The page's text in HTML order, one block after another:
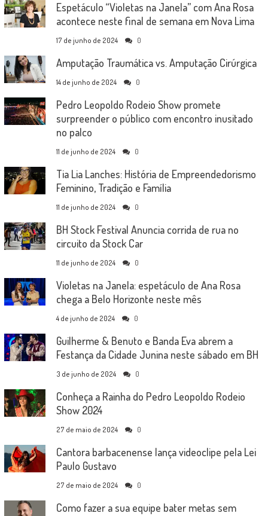
Espetáculo “Violetas na Janela” com Ana Rosa
acontece neste final de semana em Nova Lima
17 de junho de 2024 0
Amputação Traumática vs. Amputação Cirúrgica
14 de junho de 2024 0
Pedro Leopoldo Rodeio Show promete
surpreender o público com encontro inusitado
no palco
11 de junho de 2024 0
Tia Lia Lanches: História de Empreendedorismo
Feminino, Tradição e Família
11 de junho de 2024 0
BH Stock Festival Anuncia corrida de rua no
circuito da Stock Car
11 de junho de 2024 0
Violetas na Janela: espetáculo de Ana Rosa
chega a Belo Horizonte neste mês
4 de junho de 2024 0
Guilherme & Benuto e Banda Eva abrem a
Festança da Cidade Junina neste sábado em BH
3 de junho de 2024 0
Conheça a Rainha do Pedro Leopoldo Rodeio
Show 2024
27 de maio de 2024 0
Cantora barbacenense lança videoclipe pela Lei
Paulo Gustavo
27 de maio de 2024 0
Como fazer a sua equipe bater metas sem